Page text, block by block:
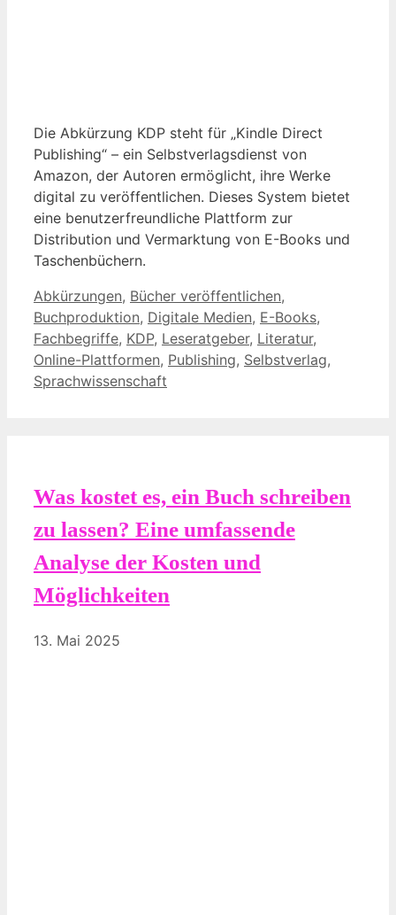
Die Abkürzung KDP steht für „Kindle Direct
Publishing“ – ein Selbstverlagsdienst von
Amazon, der Autoren ermöglicht, ihre Werke
digital zu veröffentlichen. Dieses System bietet
eine benutzerfreundliche Plattform zur
Distribution und Vermarktung von E-Books und
Taschenbüchern.
Kategorien
Abkürzungen, Bücher veröffentlichen,
Buchproduktion, Digitale Medien, E-Books,
Fachbegriffe, KDP, Leseratgeber, Literatur,
Online-Plattformen, Publishing, Selbstverlag,
Sprachwissenschaft
Was kostet es, ein Buch schreiben
zu lassen? Eine umfassende
Analyse der Kosten und
Möglichkeiten
13. Mai 2025